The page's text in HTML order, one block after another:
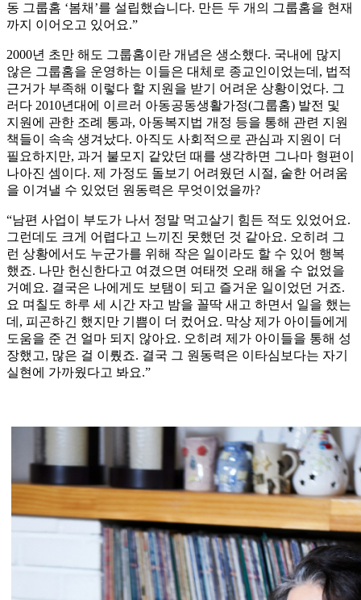
동 그룹홈 ‘봄채’를 설립했습니다. 만든 두 개의 그룹홈을 현재
까지 이어오고 있어요.”
2000년 초만 해도 그룹홈이란 개념은 생소했다. 국내에 많지
않은 그룹홈을 운영하는 이들은 대체로 종교인이었는데, 법적
근거가 부족해 이렇다 할 지원을 받기 어려운 상황이었다. 그
러다 2010년대에 이르러 아동공동생활가정(그룹홈) 발전 및
지원에 관한 조례 통과, 아동복지법 개정 등을 통해 관련 지원
책들이 속속 생겨났다. 아직도 사회적으로 관심과 지원이 더
필요하지만, 과거 불모지 같았던 때를 생각하면 그나마 형편이
나아진 셈이다. 제 가정도 돌보기 어려웠던 시절, 숱한 어려움
을 이겨낼 수 있었던 원동력은 무엇이었을까?
“남편 사업이 부도가 나서 정말 먹고살기 힘든 적도 있었어요.
그런데도 크게 어렵다고 느끼진 못했던 것 같아요. 오히려 그
런 상황에서도 누군가를 위해 작은 일이라도 할 수 있어 행복
했죠. 나만 헌신한다고 여겼으면 여태껏 오래 해올 수 없었을
거예요. 결국은 나에게도 보탬이 되고 즐거운 일이었던 거죠.
요 며칠도 하루 세 시간 자고 밤을 꼴딱 새고 하면서 일을 했는
데, 피곤하긴 했지만 기쁨이 더 컸어요. 막상 제가 아이들에게
도움을 준 건 얼마 되지 않아요. 오히려 제가 아이들을 통해 성
장했고, 많은 걸 이뤘죠. 결국 그 원동력은 이타심보다는 자기
실현에 가까웠다고 봐요.”